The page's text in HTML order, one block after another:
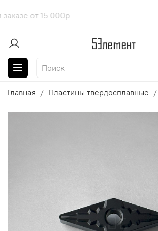
при заказе от
Главная Пластины твердосплавные